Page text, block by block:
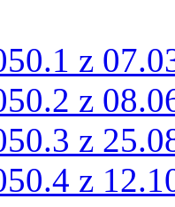
z
z
z
z